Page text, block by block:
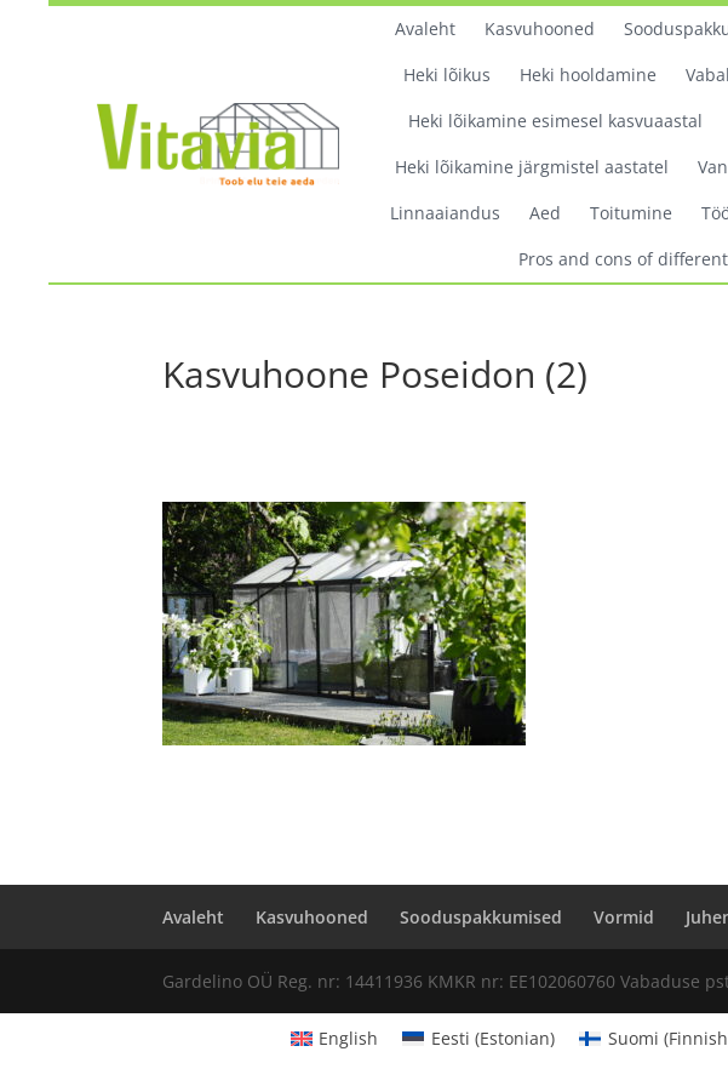
Avaleht Kasvuhooned
Heki lõikus
Heki hooldamine
Heki lõikamine esimesel kasvuaastal
Heki lõikamine järgmistel aastatel
Linnaaiandus
Aed Toitumine
Pros and cons of
Kasvuhoone Poseidon (2)
Avaleht Kasvuhooned Sooduspakkumised Vormid
Gardelino OÜ Reg. nr: 14411936 KMKR nr: EE102060760 Vabaduse
English Eesti (Estonian) Suomi (Finnish